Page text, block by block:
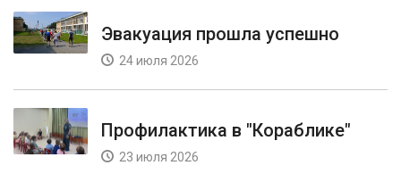
Эвакуация прошла успешно
24 июля 2026
Профилактика в "Кораблике"
23 июля 2026